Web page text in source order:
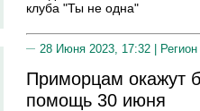
клуба "Ты не одна"
28 Июня 2023, 17:32 |
Приморцам окажут
помощь 30 июня